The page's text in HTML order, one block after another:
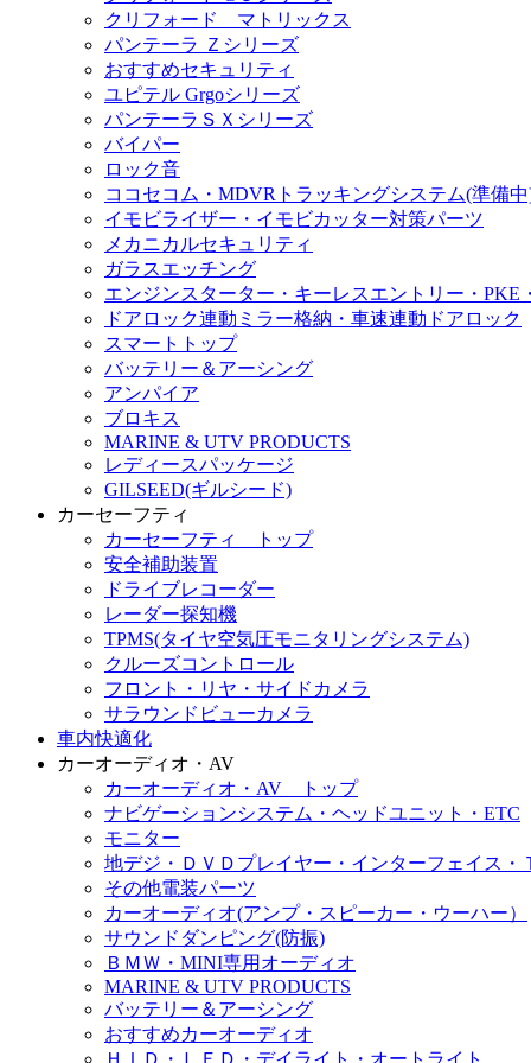
クリフォード マトリックス
パンテーラ Ｚシリーズ
おすすめセキュリティ
ユピテル Grgoシリーズ
パンテーラＳＸシリーズ
バイパー
ロック音
ココセコム・MDVRトラッキングシステム(準備
イモビライザー・イモビカッター対策パーツ
メカニカルセキュリティ
ガラスエッチング
エンジンスターター・キーレスエントリー・PKE
ドアロック連動ミラー格納・車速連動ドアロック
スマートトップ
バッテリー＆アーシング
アンパイア
ブロキス
MARINE & UTV PRODUCTS
レディースパッケージ
GILSEED(ギルシード)
カーセーフティ
カーセーフティ トップ
安全補助装置
ドライブレコーダー
レーダー探知機
TPMS(タイヤ空気圧モニタリングシステム)
クルーズコントロール
フロント・リヤ・サイドカメラ
サラウンドビューカメラ
車内快適化
カーオーディオ・AV
カーオーディオ・AV トップ
ナビゲーションシステム・ヘッドユニット・ETC
モニター
地デジ・ＤＶＤプレイヤー・インターフェイス・
その他電装パーツ
カーオーディオ(アンプ・スピーカー・ウーハー）
サウンドダンピング(防振)
ＢＭＷ・MINI専用オーディオ
MARINE & UTV PRODUCTS
バッテリー＆アーシング
おすすめカーオーディオ
ＨＩＤ・ＬＥＤ・デイライト・オートライト